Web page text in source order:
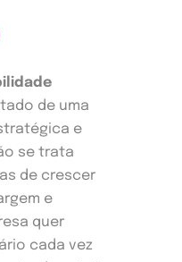
de uma
e
se trata
de crescer
e
quer
cada vez